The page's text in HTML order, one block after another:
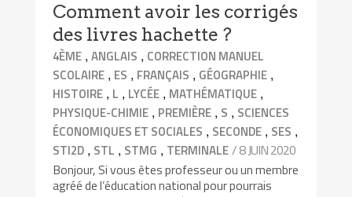
Comment avoir les corrigés
des livres hachette ?
4ÈME ,ANGLAIS , CORRECTION MANUEL
SCOLAIRE , ES , FRANÇAIS , GÉOGRAPHIE ,
HISTOIRE , L , LYCÉE , MATHÉMATIQUE ,
PHYSIQUE-CHIMIE , PREMIÈRE , S , SCIENCES
ÉCONOMIQUES ET SOCIALES , SECONDE , SES ,
STI2D , STL , STMG , TERMINALE/ 8 JUIN 2020
Bonjour, Si vous êtes professeur ou un membre
agréé de l’éducation national pour pourrais